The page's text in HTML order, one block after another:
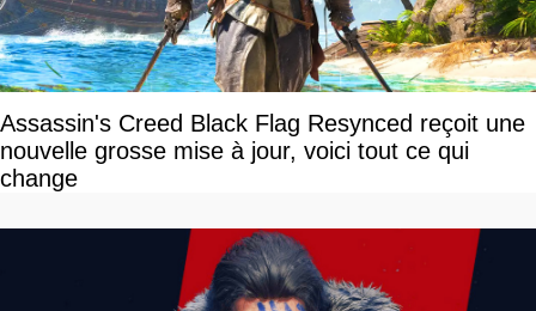
Assassin's Creed Black Flag Resynced reçoit une
nouvelle grosse mise à jour, voici tout ce qui
change